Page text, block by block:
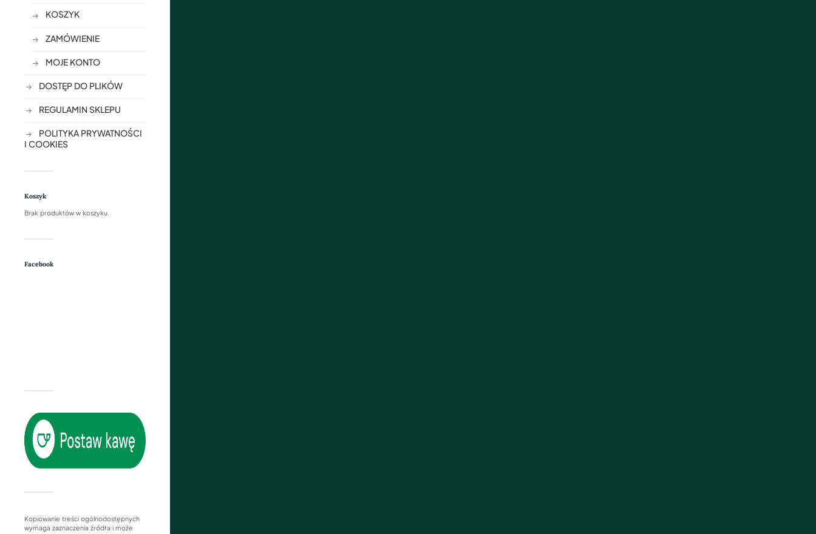
KOSZYK
ZAMÓWIENIE
MOJE KONTO
DOSTĘP DO PLIKÓW
REGULAMIN SKLEPU
POLITYKA PRYWATNOŚCI
I COOKIES
Koszyk
Brak produktów w koszyku.
Facebook
Kopiowanie treści ogólnodostępnych
wymaga zaznaczenia źródła i może